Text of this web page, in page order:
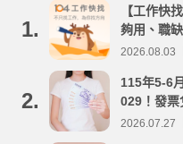
1.
【工作快
夠用、職
2026.08.03
2.
115年5-6
029！發票
2026.07.27